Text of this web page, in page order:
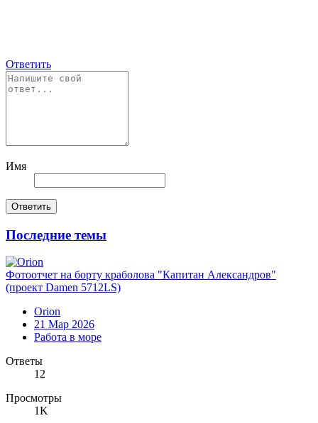
Ответить
Имя
Ответить
Последние темы
Фотоотчет на борту краболова "Капитан Александров"
(проект Damen 5712LS)
Orion
21 Мар 2026
Работа в море
Ответы
12
Просмотры
1K